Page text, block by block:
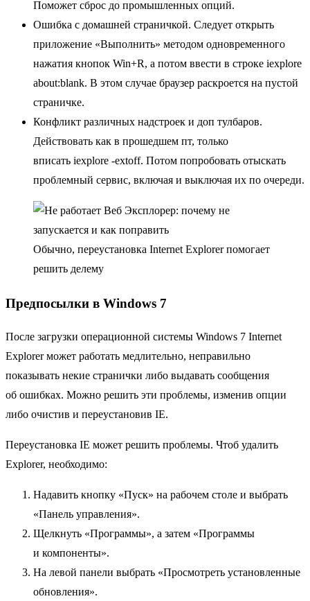
Поможет сброс до промышленных опций.
Ошибка с домашней страничкой. Следует открыть
приложение «Выполнить» методом одновременного
нажатия кнопок Win+R, а потом ввести в строке iexplore
about:blank. В этом случае браузер раскроется на пустой
страничке.
Конфликт различных надстроек и доп тулбаров.
Действовать как в прошедшем пт, только
вписать iexplore -extoff. Потом попробовать отыскать
проблемный сервис, включая и выключая их по очереди.
Обычно, переустановка Internet Explorer помогает
решить делему
Предпосылки в Windows 7
После загрузки операционной системы Windows 7 Internet
Explorer может работать медлительно, неправильно
показывать некие странички либо выдавать сообщения
об ошибках. Можно решить эти проблемы, изменив опции
либо очистив и переустановив IE.
Переустановка IE может решить проблемы. Чтоб удалить
Explorer, необходимо:
Надавить кнопку «Пуск» на рабочем столе и выбрать
«Панель управления».
Щелкнуть «Программы», а затем «Программы
и компоненты».
На левой панели выбрать «Просмотреть установленные
обновления».